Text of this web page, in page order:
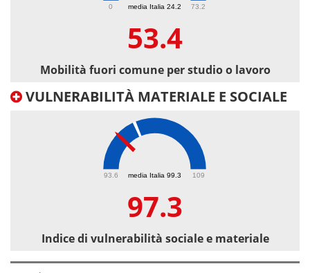
media Italia 24.2
0 73.2
53.4
Mobilità fuori comune per studio o lavoro
VULNERABILITÀ MATERIALE E SOCIALE
media Italia 99.3
93.6 109
97.3
Indice di vulnerabilità sociale e materiale